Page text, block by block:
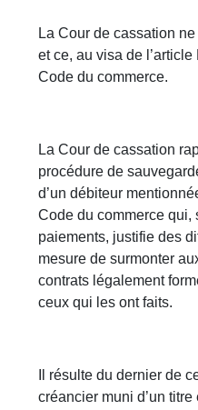
La Cour de cassation
et ce, au visa de
Code du commerce.
La Cour de cassation
procédure de
d’un débiteur
Code du commerce qui,
paiements, justifie des
mesure de surmonter
contrats légalement
ceux qui les ont faits.
Il résulte du dernier de
créancier muni d’un